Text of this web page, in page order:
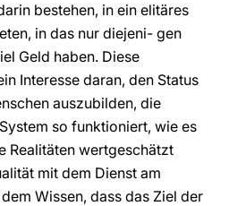
bestehen, in ein elitäres
in das nur diejeni- gen
Geld haben. Diese
Interesse daran, den Status
auszubilden, die
so funktioniert, wie es
Realitäten wertgeschätzt
mit dem Dienst am
Wissen, dass das Ziel der